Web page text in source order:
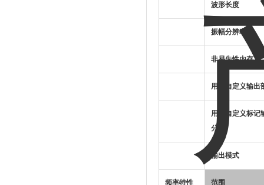
波形长度
振幅分辨率
非易失性内存
用户自定义输出
用户自定义标记
分
输出模式
频率特性 范围